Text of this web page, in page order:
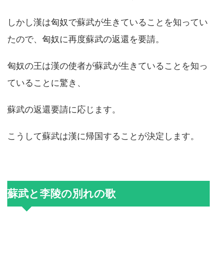
しかし漢は匈奴で蘇武が生きていることを知ってい
たので、匈奴に再度蘇武の返還を要請。
匈奴の王は漢の使者が蘇武が生きていることを知っ
ていることに驚き、
蘇武の返還要請に応じます。
こうして蘇武は漢に帰国することが決定します。
蘇武と李陵の別れの歌